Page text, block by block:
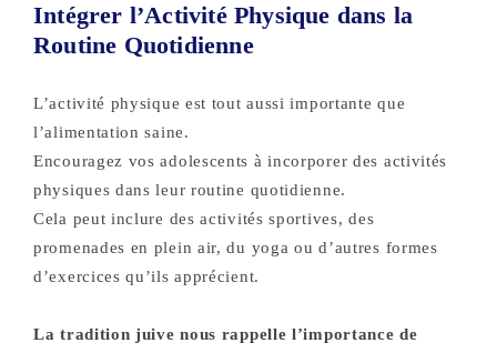
Intégrer l’Activité Physique dans la
Routine Quotidienne
L’activité physique est tout aussi importante que
l’alimentation saine.
Encouragez vos adolescents à incorporer des activités
physiques dans leur routine quotidienne.
Cela peut inclure des activités sportives, des
promenades en plein air, du yoga ou d’autres formes
d’exercices qu’ils apprécient.
La tradition juive nous rappelle l’importance de